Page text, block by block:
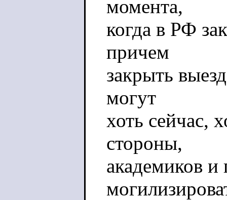
момента,
когда в РФ
причем
закрыть
могут
хоть сейчас,
стороны,
академиков